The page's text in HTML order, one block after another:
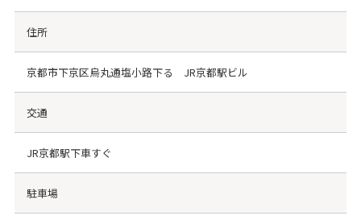
住所
京都市下京区烏丸通塩小路下る JR京都駅ビル
交通
JR京都駅下車すぐ
駐車場